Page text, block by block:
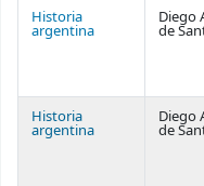
Historia
argentina
Diego
de
Historia
argentina
Diego
de